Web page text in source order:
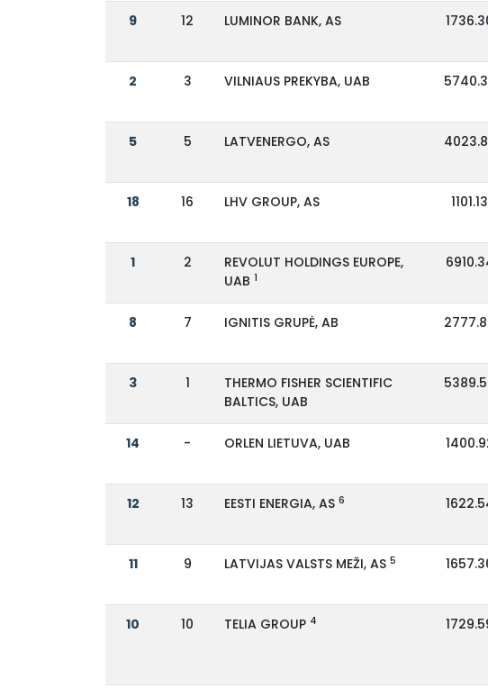
9 12 LUMINOR BANK, AS
2 3 VILNIAUS PREKYBA, UAB
5 5 LATVENERGO, AS
18 16 LHV GROUP, AS 1101.13
1 2
REVOLUT HOLDINGS EUROPE,
UAB 1
8 7 IGNITIS GRUPĖ, AB
3 1
THERMO FISHER SCIENTIFIC
BALTICS, UAB
14 - ORLEN LIETUVA, UAB
12 13 EESTI ENERGIA, AS6
11 9 LATVIJAS VALSTS MEŽI, AS5
10 10 TELIA GROUP 4